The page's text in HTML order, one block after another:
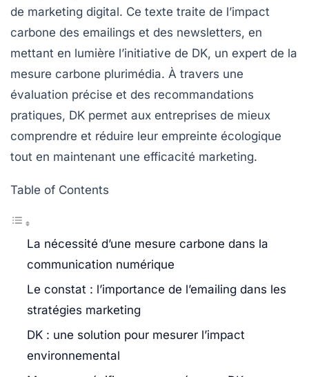
de marketing digital. Ce texte traite de l’impact
carbone des emailings et des newsletters, en
mettant en lumière l’initiative de DK, un expert de la
mesure carbone plurimédia. À travers une
évaluation précise et des recommandations
pratiques, DK permet aux entreprises de mieux
comprendre et réduire leur empreinte écologique
tout en maintenant une efficacité marketing.
Table of Contents
La nécessité d’une mesure carbone dans la
communication numérique
Le constat : l’importance de l’emailing dans les
stratégies marketing
DK : une solution pour mesurer l’impact
environnemental